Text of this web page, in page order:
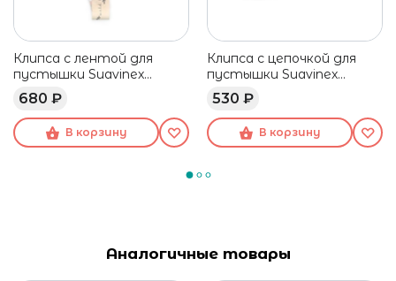
Клипса c лентой для
пустышки Suavinex
розовая
680 ₽
В корзину
Клипса с цепочкой для
пустышки Suavinex
розовая
530 ₽
В корзину
Аналогичные товары